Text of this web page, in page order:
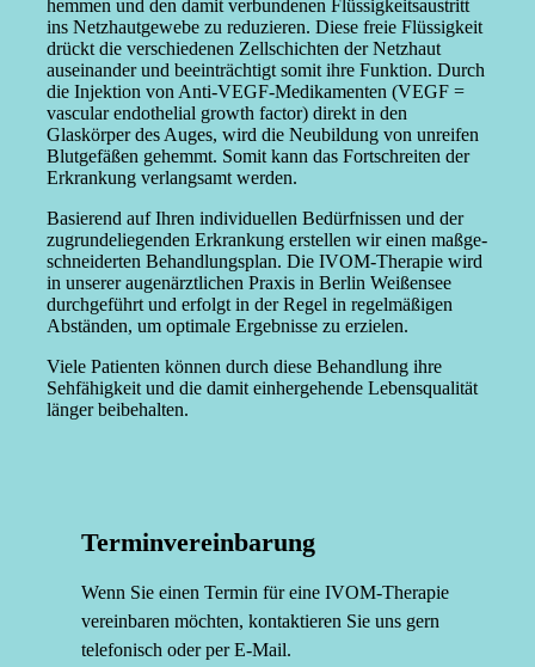
hemmen und den damit verbun­denen Flüssig­keits­aus­tritt
ins Netzhaut­gewebe zu reduzieren. Diese freie Flüssigkeit
drückt die verschie­denen Zellschichten der Netzhaut
ausein­ander und beein­trächtigt somit ihre Funktion. Durch
die Injektion von Anti-VEGF-Medika­menten (VEGF =
vascular endothelial growth factor) direkt in den
Glaskörper des Auges, wird die Neubildung von unreifen
Blutge­fäßen gehemmt. Somit kann das Fortschreiten der
Erkrankung verlangsamt werden.
Basierend auf Ihren indivi­du­ellen Bedürf­nissen und der
zugrun­de­lie­genden Erkrankung erstellen wir einen maßge­
schnei­derten Behand­lungsplan. Die IVOM-Therapie wird
in unserer augen­ärzt­lichen Praxis in Berlin Weißensee
durch­ge­führt und erfolgt in der Regel in regel­mä­ßigen
Abständen, um optimale Ergeb­nisse zu erzielen.
Viele Patienten können durch diese Behandlung ihre
Sehfä­higkeit und die damit einher­ge­hende Lebens­qua­lität
länger beibe­halten.
Terminvereinbarung
Wenn Sie einen Termin für eine IVOM-Therapie
verein­baren möchten, kontak­tieren Sie uns gern
telefo­nisch oder per E‑Mail.